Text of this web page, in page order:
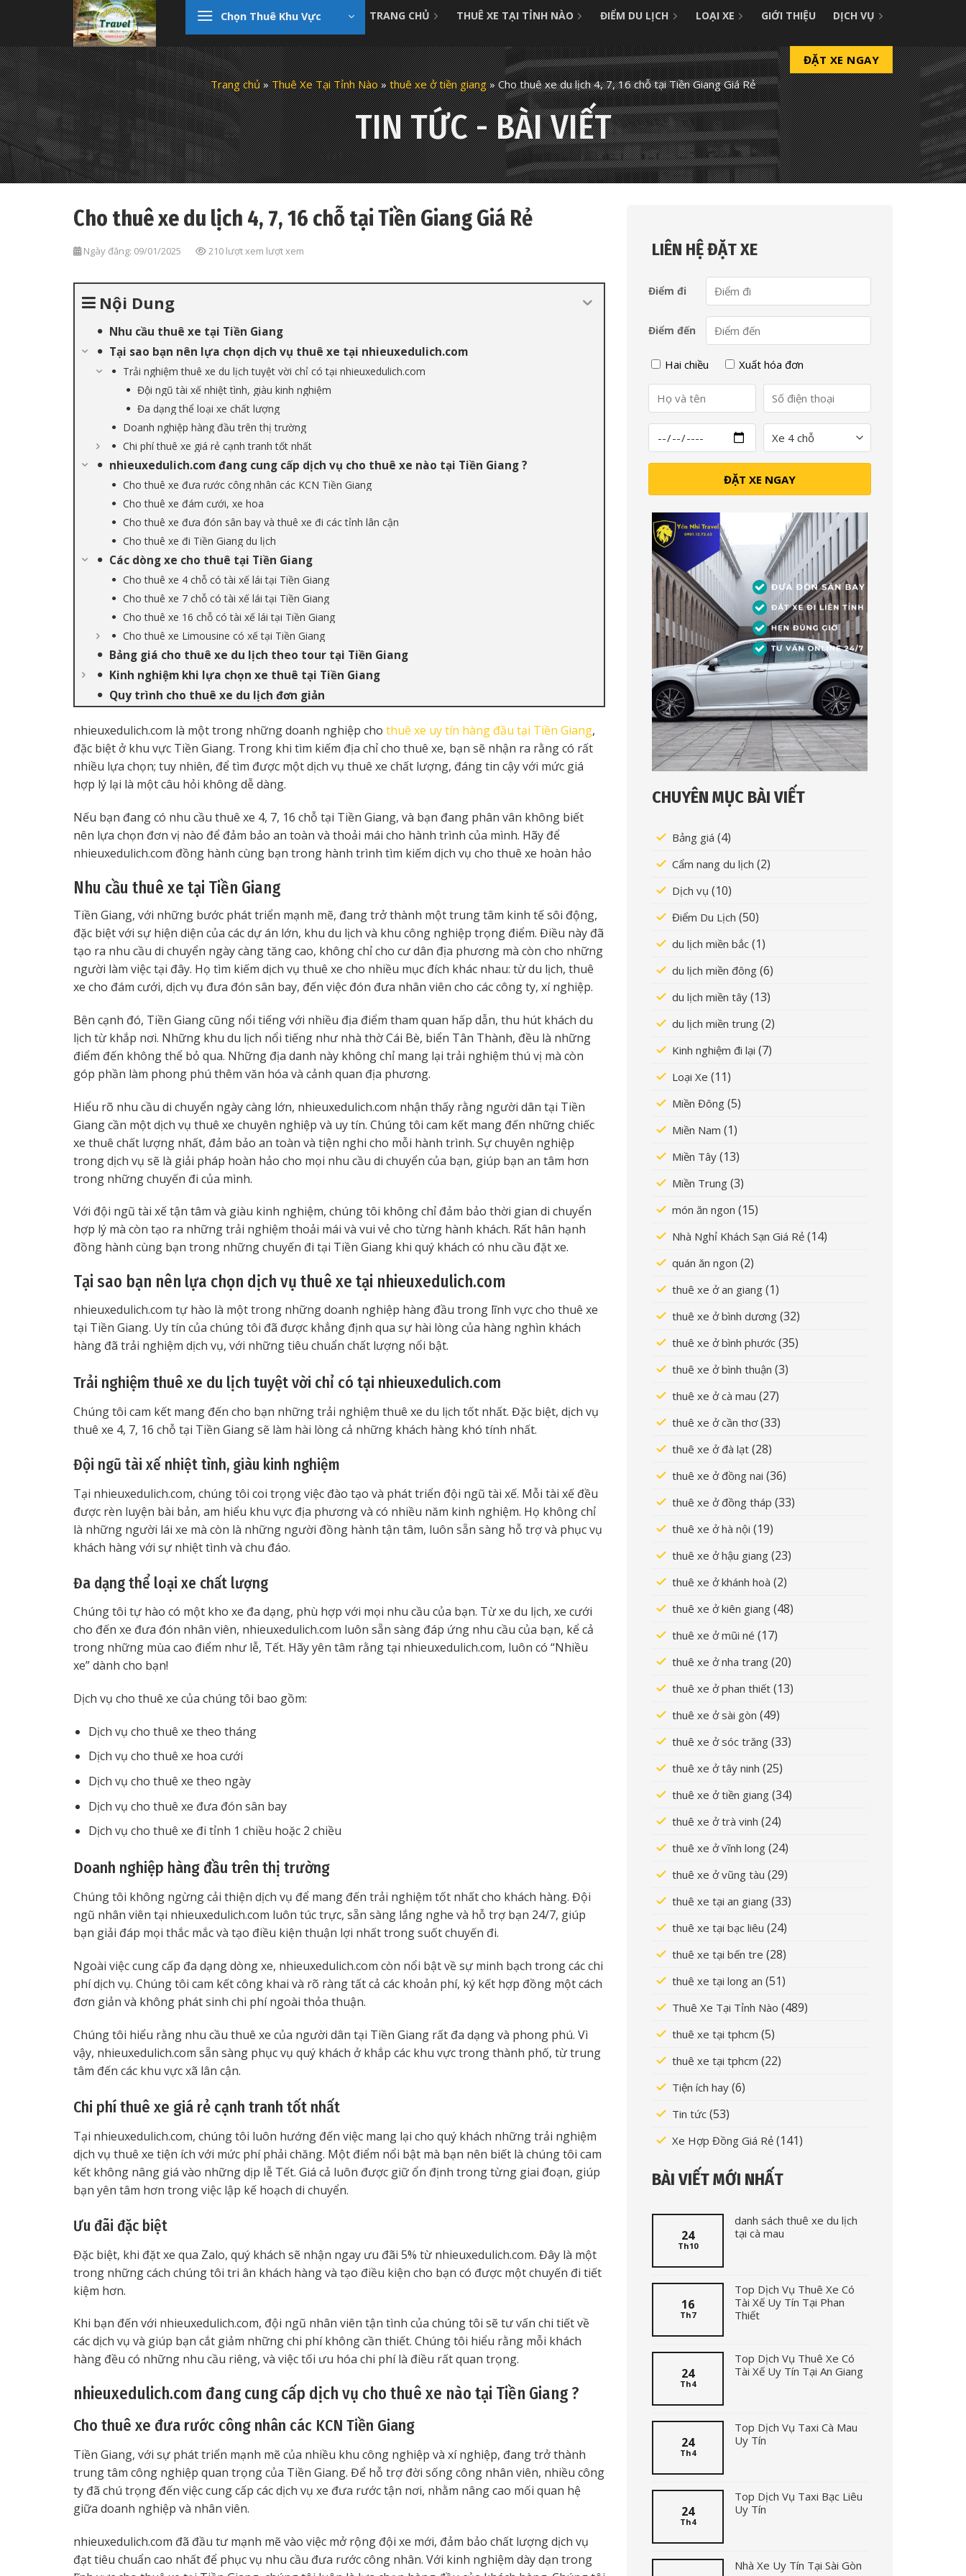
content
Chọn Thuê Khu Vực TRANG CHỦ THUÊ XE TẠI TỈNH NÀO ĐIỂM DU LỊCH LOẠI XE GIỚI THIỆU DỊCH VỤ
ĐẶT XE NGAY
Trang chủ»Thuê Xe Tại Tỉnh Nào»thuê xe ở tiền giang»Cho thuê xe du lịch 4, 7, 16 chỗ tại Tiền Giang Giá Rẻ
TIN TỨC - BÀI VIẾT
Cho thuê xe du lịch 4, 7, 16 chỗ tại Tiền Giang Giá Rẻ
Ngày đăng: 09/01/2025 210 lượt xem lượt xem
Nội Dung
Nhu cầu thuê xe tại Tiền Giang
Tại sao bạn nên lựa chọn dịch vụ thuê xe tại nhieuxedulich.com
Trải nghiệm thuê xe du lịch tuyệt vời chỉ có tại nhieuxedulich.com
Đội ngũ tài xế nhiệt tình, giàu kinh nghiệm
Đa dạng thể loại xe chất lượng
Doanh nghiệp hàng đầu trên thị trường
Chi phí thuê xe giá rẻ cạnh tranh tốt nhất
nhieuxedulich.com đang cung cấp dịch vụ cho thuê xe nào tại Tiền Giang ?
Cho thuê xe đưa rước công nhân các KCN Tiền Giang
Cho thuê xe đám cưới, xe hoa
Cho thuê xe đưa đón sân bay và thuê xe đi các tỉnh lân cận
Cho thuê xe đi Tiền Giang du lịch
Các dòng xe cho thuê tại Tiền Giang
Cho thuê xe 4 chỗ có tài xế lái tại Tiền Giang
Cho thuê xe 7 chỗ có tài xế lái tại Tiền Giang
Cho thuê xe 16 chỗ có tài xế lái tại Tiền Giang
Cho thuê xe Limousine có xế tại Tiền Giang
Bảng giá cho thuê xe du lịch theo tour tại Tiền Giang
Kinh nghiệm khi lựa chọn xe thuê tại Tiền Giang
Quy trình cho thuê xe du lịch đơn giản
nhieuxedulich.com là một trong những doanh nghiệp cho thuê xe uy tín hàng đầu tại Tiền Giang,
đặc biệt ở khu vực Tiền Giang. Trong khi tìm kiếm địa chỉ cho thuê xe, bạn sẽ nhận ra rằng có rất
nhiều lựa chọn; tuy nhiên, để tìm được một dịch vụ thuê xe chất lượng, đáng tin cậy với mức giá
hợp lý lại là một câu hỏi không dễ dàng.
Nếu bạn đang có nhu cầu thuê xe 4, 7, 16 chỗ tại Tiền Giang, và bạn đang phân vân không biết
nên lựa chọn đơn vị nào để đảm bảo an toàn và thoải mái cho hành trình của mình. Hãy để
nhieuxedulich.com đồng hành cùng bạn trong hành trình tìm kiếm dịch vụ cho thuê xe hoàn hảo
Nhu cầu thuê xe tại Tiền Giang
Tiền Giang, với những bước phát triển mạnh mẽ, đang trở thành một trung tâm kinh tế sôi động,
đặc biệt với sự hiện diện của các dự án lớn, khu du lịch và khu công nghiệp trọng điểm. Điều này đã
tạo ra nhu cầu di chuyển ngày càng tăng cao, không chỉ cho cư dân địa phương mà còn cho những
người làm việc tại đây. Họ tìm kiếm dịch vụ thuê xe cho nhiều mục đích khác nhau: từ du lịch, thuê
xe cho đám cưới, dịch vụ đưa đón sân bay, đến việc đón đưa nhân viên cho các công ty, xí nghiệp.
Bên cạnh đó, Tiền Giang cũng nổi tiếng với nhiều địa điểm tham quan hấp dẫn, thu hút khách du
lịch từ khắp nơi. Những khu du lịch nổi tiếng như nhà thờ Cái Bè, biển Tân Thành, đều là những
điểm đến không thể bỏ qua. Những địa danh này không chỉ mang lại trải nghiệm thú vị mà còn
góp phần làm phong phú thêm văn hóa và cảnh quan địa phương.
Hiểu rõ nhu cầu di chuyển ngày càng lớn, nhieuxedulich.com nhận thấy rằng người dân tại Tiền
Giang cần một dịch vụ thuê xe chuyên nghiệp và uy tín. Chúng tôi cam kết mang đến những chiếc
xe thuê chất lượng nhất, đảm bảo an toàn và tiện nghi cho mỗi hành trình. Sự chuyên nghiệp
trong dịch vụ sẽ là giải pháp hoàn hảo cho mọi nhu cầu di chuyển của bạn, giúp bạn an tâm hơn
trong những chuyến đi của mình.
Với đội ngũ tài xế tận tâm và giàu kinh nghiệm, chúng tôi không chỉ đảm bảo thời gian di chuyển
hợp lý mà còn tạo ra những trải nghiệm thoải mái và vui vẻ cho từng hành khách. Rất hân hạnh
đồng hành cùng bạn trong những chuyến đi tại Tiền Giang khi quý khách có nhu cầu đặt xe.
Tại sao bạn nên lựa chọn dịch vụ thuê xe tại nhieuxedulich.com
nhieuxedulich.com tự hào là một trong những doanh nghiệp hàng đầu trong lĩnh vực cho thuê xe
tại Tiền Giang. Uy tín của chúng tôi đã được khẳng định qua sự hài lòng của hàng nghìn khách
hàng đã trải nghiệm dịch vụ, với những tiêu chuẩn chất lượng nổi bật.
Trải nghiệm thuê xe du lịch tuyệt vời chỉ có tại nhieuxedulich.com
Chúng tôi cam kết mang đến cho bạn những trải nghiệm thuê xe du lịch tốt nhất. Đặc biệt, dịch vụ
thuê xe 4, 7, 16 chỗ tại Tiền Giang sẽ làm hài lòng cả những khách hàng khó tính nhất.
Đội ngũ tài xế nhiệt tình, giàu kinh nghiệm
Tại nhieuxedulich.com, chúng tôi coi trọng việc đào tạo và phát triển đội ngũ tài xế. Mỗi tài xế đều
được rèn luyện bài bản, am hiểu khu vực địa phương và có nhiều năm kinh nghiệm. Họ không chỉ
là những người lái xe mà còn là những người đồng hành tận tâm, luôn sẵn sàng hỗ trợ và phục vụ
khách hàng với sự nhiệt tình và chu đáo.
Đa dạng thể loại xe chất lượng
Chúng tôi tự hào có một kho xe đa dạng, phù hợp với mọi nhu cầu của bạn. Từ xe du lịch, xe cưới
cho đến xe đưa đón nhân viên, nhieuxedulich.com luôn sẵn sàng đáp ứng nhu cầu của bạn, kể cả
trong những mùa cao điểm như lễ, Tết. Hãy yên tâm rằng tại nhieuxedulich.com, luôn có “Nhiều
xe” dành cho bạn!
Dịch vụ cho thuê xe của chúng tôi bao gồm:
Dịch vụ cho thuê xe theo tháng
Dịch vụ cho thuê xe hoa cưới
Dịch vụ cho thuê xe theo ngày
Dịch vụ cho thuê xe đưa đón sân bay
Dịch vụ cho thuê xe đi tỉnh 1 chiều hoặc 2 chiều
Doanh nghiệp hàng đầu trên thị trường
Chúng tôi không ngừng cải thiện dịch vụ để mang đến trải nghiệm tốt nhất cho khách hàng. Đội
ngũ nhân viên tại nhieuxedulich.com luôn túc trực, sẵn sàng lắng nghe và hỗ trợ bạn 24/7, giúp
bạn giải đáp mọi thắc mắc và tạo điều kiện thuận lợi nhất trong suốt chuyến đi.
Ngoài việc cung cấp đa dạng dòng xe, nhieuxedulich.com còn nổi bật về sự minh bạch trong các chi
phí dịch vụ. Chúng tôi cam kết công khai và rõ ràng tất cả các khoản phí, ký kết hợp đồng một cách
đơn giản và không phát sinh chi phí ngoài thỏa thuận.
Chúng tôi hiểu rằng nhu cầu thuê xe của người dân tại Tiền Giang rất đa dạng và phong phú. Vì
vậy, nhieuxedulich.com sẵn sàng phục vụ quý khách ở khắp các khu vực trong thành phố, từ trung
tâm đến các khu vực xã lân cận.
Chi phí thuê xe giá rẻ cạnh tranh tốt nhất
Tại nhieuxedulich.com, chúng tôi luôn hướng đến việc mang lại cho quý khách những trải nghiệm
dịch vụ thuê xe tiện ích với mức phí phải chăng. Một điểm nổi bật mà bạn nên biết là chúng tôi cam
kết không nâng giá vào những dịp lễ Tết. Giá cả luôn được giữ ổn định trong từng giai đoạn, giúp
bạn yên tâm hơn trong việc lập kế hoạch di chuyển.
Ưu đãi đặc biệt
Đặc biệt, khi đặt xe qua Zalo, quý khách sẽ nhận ngay ưu đãi 5% từ nhieuxedulich.com. Đây là một
trong những cách chúng tôi tri ân khách hàng và tạo điều kiện cho bạn có được một chuyến đi tiết
kiệm hơn.
Khi bạn đến với nhieuxedulich.com, đội ngũ nhân viên tận tình của chúng tôi sẽ tư vấn chi tiết về
các dịch vụ và giúp bạn cắt giảm những chi phí không cần thiết. Chúng tôi hiểu rằng mỗi khách
hàng đều có những nhu cầu riêng, và việc tối ưu hóa chi phí là điều rất quan trọng.
nhieuxedulich.com đang cung cấp dịch vụ cho thuê xe nào tại Tiền Giang ?
Cho thuê xe đưa rước công nhân các KCN Tiền Giang
Tiền Giang, với sự phát triển mạnh mẽ của nhiều khu công nghiệp và xí nghiệp, đang trở thành
trung tâm công nghiệp quan trọng của Tiền Giang. Để hỗ trợ đời sống công nhân viên, nhiều công
ty đã chú trọng đến việc cung cấp các dịch vụ xe đưa rước tận nơi, nhằm nâng cao mối quan hệ
giữa doanh nghiệp và nhân viên.
nhieuxedulich.com đã đầu tư mạnh mẽ vào việc mở rộng đội xe mới, đảm bảo chất lượng dịch vụ
đạt tiêu chuẩn cao nhất để phục vụ nhu cầu đưa rước công nhân. Với kinh nghiệm dày dạn trong
LIÊN HỆ ĐẶT XE
Điểm đi
Điểm đến
Hai chiều Xuất hóa đơn
CHUYÊN MỤC BÀI VIẾT
Bảng giá (4)
Cẩm nang du lịch (2)
Dịch vụ (10)
Điểm Du Lịch (50)
du lịch miền bắc (1)
du lịch miền đông (6)
du lịch miền tây (13)
du lịch miền trung (2)
Kinh nghiệm đi lại (7)
Loại Xe (11)
Miền Đông (5)
Miền Nam (1)
Miền Tây (13)
Miền Trung (3)
món ăn ngon (15)
Nhà Nghỉ Khách Sạn Giá Rẻ (14)
quán ăn ngon (2)
thuê xe ở an giang (1)
thuê xe ở bình dương (32)
thuê xe ở bình phước (35)
thuê xe ở bình thuận (3)
thuê xe ở cà mau (27)
thuê xe ở cần thơ(33)
thuê xe ở đà lạt (28)
thuê xe ở đồng nai (36)
thuê xe ở đồng tháp (33)
thuê xe ở hà nội (19)
thuê xe ở hậu giang (23)
thuê xe ở khánh hoà (2)
thuê xe ở kiên giang (48)
thuê xe ở mũi né (17)
thuê xe ở nha trang (20)
thuê xe ở phan thiết (13)
thuê xe ở sài gòn (49)
thuê xe ở sóc trăng (33)
thuê xe ở tây ninh (25)
thuê xe ở tiền giang (34)
thuê xe ở trà vinh (24)
thuê xe ở vĩnh long (24)
thuê xe ở vũng tàu (29)
thuê xe tại an giang (33)
thuê xe tại bạc liêu (24)
thuê xe tại bến tre (28)
thuê xe tại long an (51)
Thuê Xe Tại Tỉnh Nào (489)
thuê xe tại tphcm (5)
thuê xe tại tphcm (22)
Tiện ích hay (6)
Tin tức (53)
Xe Hợp Đồng Giá Rẻ (141)
BÀI VIẾT MỚI NHẤT
24
Th10
danh sách thuê xe du lịch
tại cà mau
16
Th7
Top Dịch Vụ Thuê Xe Có
Tài Xế Uy Tín Tại Phan
Thiết
24
Th4
Top Dịch Vụ Thuê Xe Có
Tài Xế Uy Tín Tại An Giang
24
Th4
Top Dịch Vụ Taxi Cà Mau
Uy Tín
24
Th4
Top Dịch Vụ Taxi Bạc Liêu
Uy Tín
Nhà Xe Uy Tín Tại Sài Gòn